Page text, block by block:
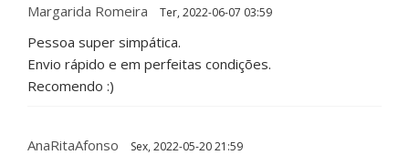
Margarida Romeira Ter, 2022-06-07 03:59
Pessoa super simpática.
Envio rápido e em perfeitas condições.
Recomendo :)
AnaRitaAfonso Sex, 2022-05-20 21:59